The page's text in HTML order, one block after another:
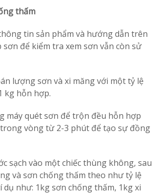
thấm
tin sản phẩm và hướng dẫn trên
sơn để kiểm tra xem sơn vẫn còn sử
lượng sơn và xi măng với một tỷ lệ
kg hỗn hợp.
máy quét sơn để trộn đều hỗn hợp
vòng từ 2-3 phút để tạo sự đồng
sạch vào một chiếc thùng không, sau
và sơn chống thấm theo như tỷ lệ
dụ như: 1kg sơn chống thấm, 1kg xi